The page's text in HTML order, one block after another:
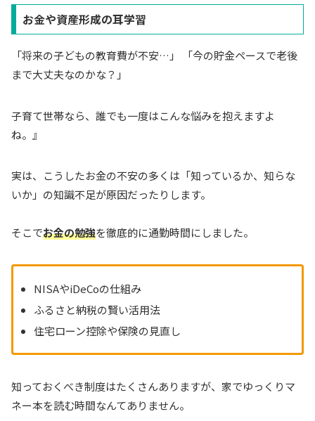
お金や資産形成の耳学習
「将来の子どもの教育費が不安…」 「今の貯金ペースで老後
まで大丈夫なのかな？」
子育て世帯なら、誰でも一度はこんな悩みを抱えますよ
ね。』
実は、こうしたお金の不安の多くは「知っているか、知らな
いか」の知識不足が原因だったりします。
そこでお金の勉強を徹底的に通勤時間にしました。
NISAやiDeCoの仕組み
ふるさと納税の賢い活用法
住宅ローン控除や保険の見直し
知っておくべき制度はたくさんありますが、家でゆっくりマ
ネー本を読む時間なんてありません。